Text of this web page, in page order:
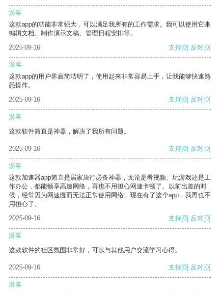
游客
这款app的功能非常强大，可以满足我所有的工作需求。我可以使用它来
编辑文档、制作演示文稿、管理日程安排等。
2025-09-16
支持[0] 反对[0]
游客
这款app的用户界面简洁明了，使用起来非常容易上手，让我能够快速熟
悉操作。
2025-09-16
支持[0] 反对[0]
游客
这款软件简直是神器，解决了我所有问题。
2025-09-16 支持[0] 反对[0]
游客
这款加速器app简直是居家旅行必备神器，无论是看视频、玩游戏还是工
作办公，都能畅享高速网络，再也不用担心网速卡顿了。以前出差的时
候，经常因为网速慢而无法正常使用网络，现在有了这个app，我再也不
用担心了。
2025-09-16
支持[0] 反对[0]
游客
这款软件的社区氛围非常好，可以与其他用户交流学习心得。
2025-09-16 支持[0] 反对[0]
游客